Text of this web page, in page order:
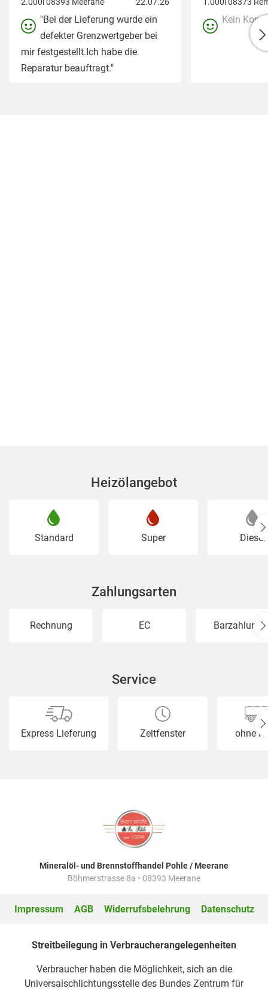
"Bei der Lieferung wurde ein
defekter Grenzwertgeber bei
mir festgestellt.Ich habe die
Reparatur beauftragt."
Kein
Heizölangebot
Standard Super Diesel
Zahlungsarten
Rechnung EC Barzahlung
Service
Express Lieferung Zeitfenster ohne
Mineralöl- und Brennstoffhandel Pohle / Meerane
Böhmerstrasse 8a • 08393 Meerane
Impressum AGB Widerrufsbelehrung Datenschutz
Streitbeilegung in Verbraucherangelegenheiten
Verbraucher haben die Möglichkeit, sich an die
Universalschlichtungsstelle des Bundes Zentrum für